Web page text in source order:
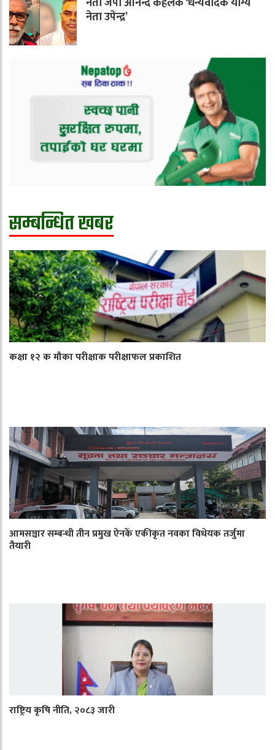
नेता उपेन्द्र’
सम्बन्धित खबर
कक्षा १२ क मौका परीक्षाक परीक्षाफल प्रकाशित
आमसञ्चार सम्बन्धी तीन प्रमुख ऐनकेँ एकीकृत नवका विधेयक तर्जुमा
तैयारी
राष्ट्रिय कृषि नीति, २०८३ जारी